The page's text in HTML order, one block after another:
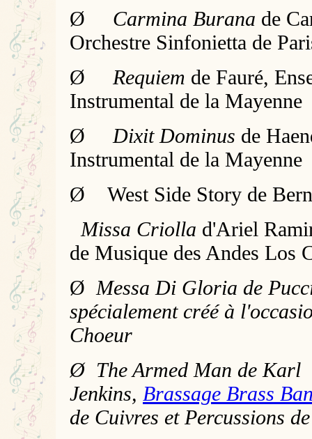
Ø Carmina Burana de
Orchestre Sinfonietta de
Ø Requiem de Fauré,
Instrumental de la Mayenne
Ø Dixit Dominus de
Instrumental de la Mayenne
Ø West Side Story de
Missa Criolla d'Ariel
de Musique des Andes Los
Ø Messa Di Gloria de
spécialement créé à
Choeur
Ø The Armed Man de Karl
Jenkins, Brassage Brass
de Cuivres et Percussions